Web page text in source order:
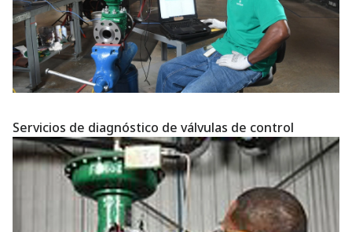
Servicios de diagnóstico de válvulas de control